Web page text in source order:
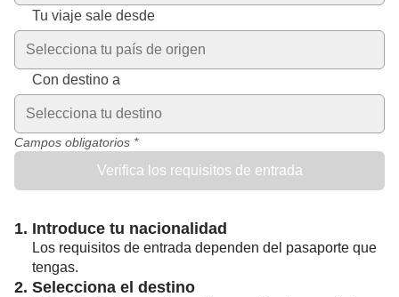
Tu viaje sale desde
Selecciona tu país de origen
Con destino a
Selecciona tu destino
Campos obligatorios *
Verifica los requisitos de entrada
1. Introduce tu nacionalidad
Los requisitos de entrada dependen del pasaporte que
tengas.
2. Selecciona el destino